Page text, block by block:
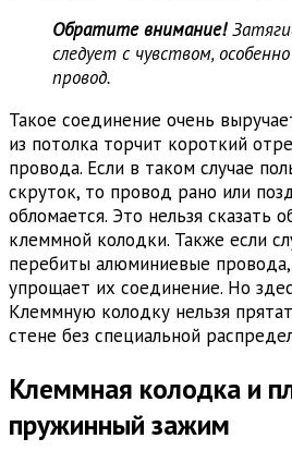
Обратите внимание!
следует с чувством,
провод.
Такое соединение очень
из потолка торчит короткий
провода. Если в таком случае
скруток, то провод рано или
обломается. Это нельзя сказать
клеммной колодки. Также если
перебиты алюминиевые провода,
упрощает их соединение. Но
Клеммную колодку нельзя
стене без специальной
Клеммная колодка и
пружинный зажим